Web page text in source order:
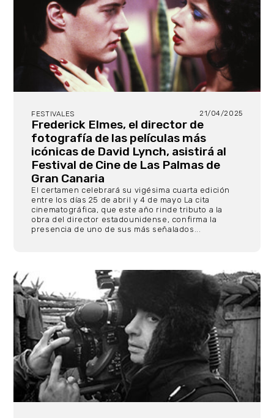
FESTIVALES 21/04/2025
Frederick Elmes, el director de
fotografía de las películas más
icónicas de David Lynch, asistirá al
Festival de Cine de Las Palmas de
Gran Canaria
El certamen celebrará su vigésima cuarta edición
entre los días 25 de abril y 4 de mayo La cita
cinematográfica, que este año rinde tributo a la
obra del director estadounidense, confirma la
presencia de uno de sus más señalados...